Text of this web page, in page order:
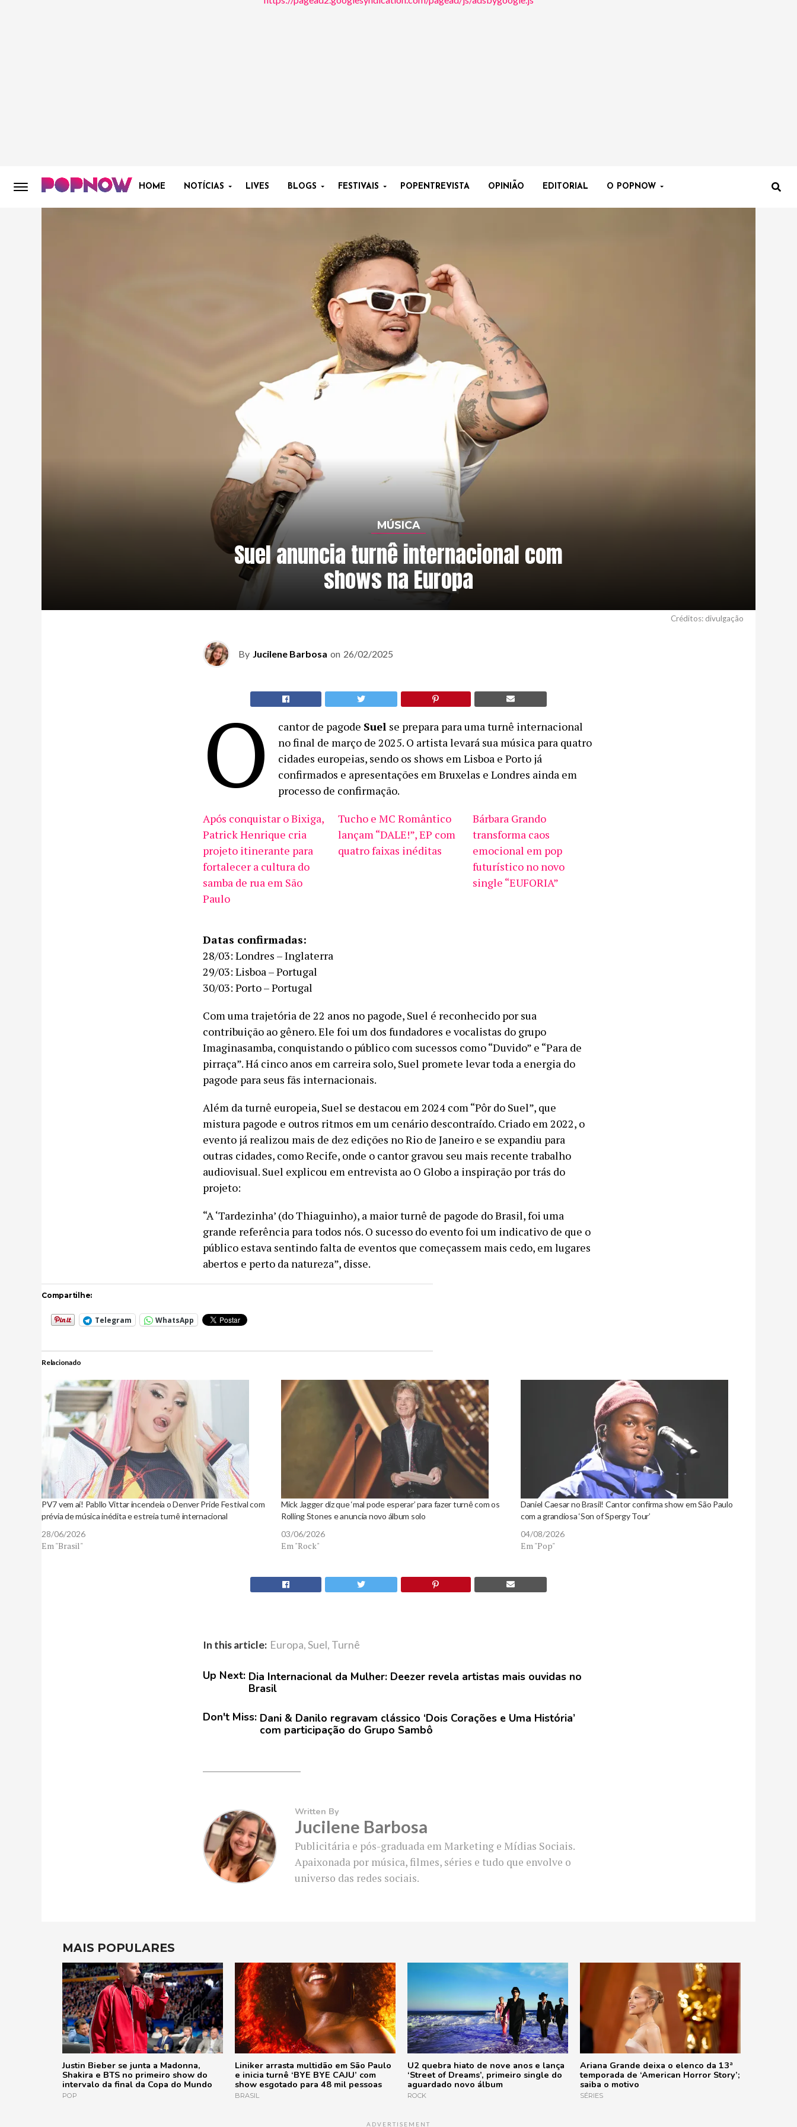
HOME NOTÍCIAS LIVES BLOGS FESTIVAIS POPENTREVISTA OPINIÃO EDITORIAL O POPNOW
MÚSICA
Suel anuncia turnê internacional com
shows na Europa
Créditos: divulgação
By Jucilene Barbosa on 26/02/2025
O cantor de pagode Suel se prepara para uma turnê internacional
no final de março de 2025. O artista levará sua música para quatro
cidades europeias, sendo os shows em Lisboa e Porto já
confirmados e apresentações em Bruxelas e Londres ainda em
processo de confirmação.
Após conquistar o Bixiga,
Patrick Henrique cria
projeto itinerante para
fortalecer a cultura do
samba de rua em São
Paulo
Tucho e MC Romântico
lançam “DALE!”, EP com
quatro faixas inéditas
Bárbara Grando
transforma caos
emocional em pop
futurístico no novo
single “EUFORIA”
Datas confirmadas:
28/03: Londres – Inglaterra
29/03: Lisboa – Portugal
30/03: Porto – Portugal
Com uma trajetória de 22 anos no pagode, Suel é reconhecido por sua
contribuição ao gênero. Ele foi um dos fundadores e vocalistas do grupo
Imaginasamba, conquistando o público com sucessos como “Duvido” e “Para de
pirraça”. Há cinco anos em carreira solo, Suel promete levar toda a energia do
pagode para seus fãs internacionais.
Além da turnê europeia, Suel se destacou em 2024 com “Pôr do Suel”, que
mistura pagode e outros ritmos em um cenário descontraído. Criado em 2022, o
evento já realizou mais de dez edições no Rio de Janeiro e se expandiu para
outras cidades, como Recife, onde o cantor gravou seu mais recente trabalho
audiovisual. Suel explicou em entrevista ao O Globo a inspiração por trás do
projeto:
“A ‘Tardezinha’ (do Thiaguinho), a maior turnê de pagode do Brasil, foi uma
grande referência para todos nós. O sucesso do evento foi um indicativo de que o
público estava sentindo falta de eventos que começassem mais cedo, em lugares
abertos e perto da natureza”, disse.
Compartilhe:
Telegram WhatsApp
Relacionado
PV7 vem aí! Pabllo Vittar incendeia o Denver Pride Festival com
prévia de música inédita e estreia turnê internacional
28/06/2026
Em "Brasil"
Mick Jagger diz que ‘mal pode esperar’ para fazer turnê com os
Rolling Stones e anuncia novo álbum solo
03/06/2026
Em "Rock"
Daniel Caesar no Brasil! Cantor confirma show em São Paulo
com a grandiosa ‘Son of Spergy Tour’
04/08/2026
Em "Pop"
In this article: Europa,Suel, Turnê
Up Next: Dia Internacional da Mulher: Deezer revela artistas mais ouvidas no
Brasil
Don't Miss: Dani & Danilo regravam clássico ‘Dois Corações e Uma História’
com participação do Grupo Sambô
Written By
Jucilene Barbosa
Publicitária e pós-graduada em Marketing e Mídias Sociais.
Apaixonada por música, filmes, séries e tudo que envolve o
universo das redes sociais.
MAIS POPULARES
Justin Bieber se junta a Madonna,
Shakira e BTS no primeiro show do
intervalo da final da Copa do Mundo
POP
Liniker arrasta multidão em São Paulo
e inicia turnê ‘BYE BYE CAJU’ com
show esgotado para 48 mil pessoas
BRASIL
U2 quebra hiato de nove anos e lança
‘Street of Dreams’, primeiro single do
aguardado novo álbum
ROCK
Ariana Grande deixa o elenco da 13ª
temporada de ‘American Horror Story’;
saiba o motivo
SÉRIES
ADVERTISEMENT